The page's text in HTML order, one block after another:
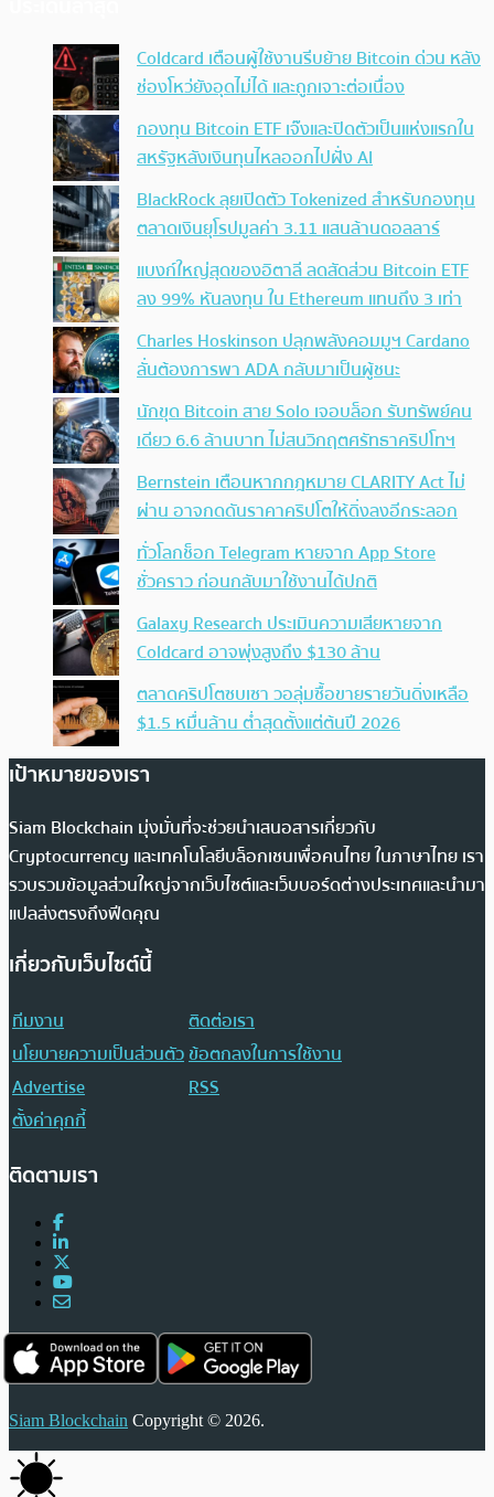
Coldcard เตือนผู้ใช้งานรีบย้าย Bitcoin ด่วน หลัง
ช่องโหว่ยังอุดไม่ได้ และถูกเจาะต่อเนื่อง
กองทุน Bitcoin ETF เจ๊งและปิดตัวเป็นแห่งแรกใน
สหรัฐหลังเงินทุนไหลออกไปฝั่ง AI
BlackRock ลุยเปิดตัว Tokenized สำหรับกองทุน
ตลาดเงินยุโรปมูลค่า 3.11 แสนล้านดอลลาร์
แบงก์ใหญ่สุดของอิตาลี ลดสัดส่วน Bitcoin ETF
ลง 99% หันลงทุน ใน Ethereum แทนถึง 3 เท่า
Charles Hoskinson ปลุกพลังคอมมูฯ Cardano
ลั่นต้องการพา ADA กลับมาเป็นผู้ชนะ
นักขุด Bitcoin สาย Solo เจอบล็อก รับทรัพย์คน
เดียว 6.6 ล้านบาท ไม่สนวิกฤตศรัทธาคริปโทฯ
Bernstein เตือนหากกฎหมาย CLARITY Act ไม่
ผ่าน อาจกดดันราคาคริปโตให้ดิ่งลงอีกระลอก
ทั่วโลกช็อก Telegram หายจาก App Store
ชั่วคราว ก่อนกลับมาใช้งานได้ปกติ
Galaxy Research ประเมินความเสียหายจาก
Coldcard อาจพุ่งสูงถึง $130 ล้าน
ตลาดคริปโตซบเซา วอลุ่มซื้อขายรายวันดิ่งเหลือ
$1.5 หมื่นล้าน ต่ำสุดตั้งแต่ต้นปี 2026
เป้าหมายของเรา
Siam Blockchain มุ่งมั่นที่จะช่วยนำเสนอสารเกี่ยวกับ
Cryptocurrency และเทคโนโลยีบล็อกเชนเพื่อคนไทย ในภาษาไทย เรา
รวบรวมข้อมูลส่วนใหญ่จากเว็บไซต์และเว็บบอร์ดต่างประเทศและนำมา
แปลส่งตรงถึงฟีดคุณ
เกี่ยวกับเว็บไซต์นี้
ทีมงาน
ติดต่อเรา
นโยบายความเป็นส่วนตัวข้อตกลงในการใช้งาน
Advertise
RSS
ตั้งค่าคุกกี้
ติดตามเรา
Siam Blockchain Copyright © 2026.